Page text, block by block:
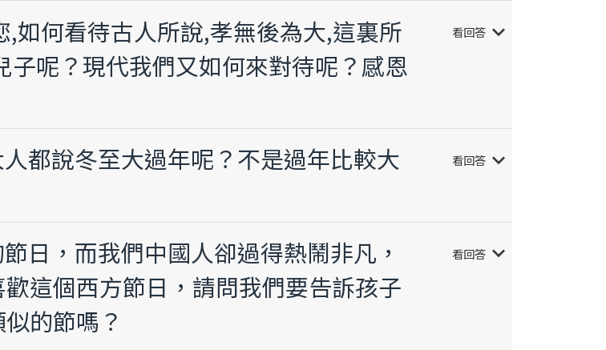
如何看待古人所說,孝無後為大,這裏所
呢？現代我們又如何來對待呢？感恩
看回答 keyboard_arrow_down
都說冬至大過年呢？不是過年比較大
看回答 keyboard_arrow_down
日，而我們中國人卻過得熱鬧非凡，
這個西方節日，請問我們要告訴孩子
的節嗎？
看回答 keyboard_arrow_down